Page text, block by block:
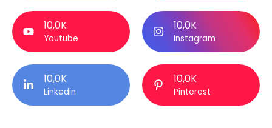
10,0K
Youtube
10,0K
Instagram
10,0K
Linkedin
10,0K
Pinterest